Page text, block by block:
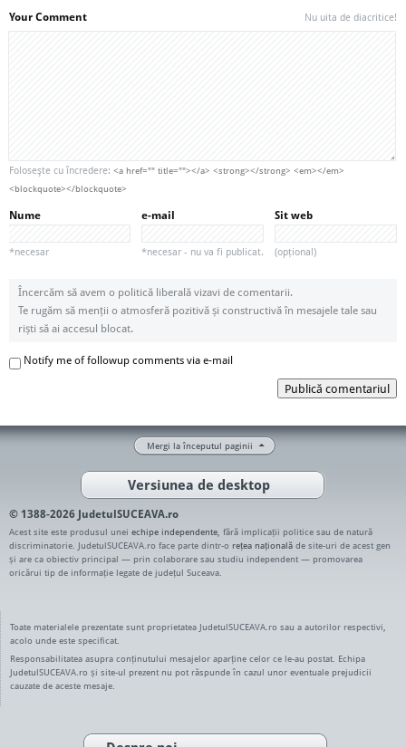
Your Comment Nu uita de diacritice!
Foloseşte cu încredere: <a href="" title=""></a> <strong></strong> <em></em>
<blockquote></blockquote>
Nume
*necesar
e-mail
*necesar - nu va fi publicat.
Sit web
(opțional)
Încercăm să avem o politică liberală vizavi de comentarii.
Te rugăm să menții o atmosferă pozitivă și constructivă în mesajele tale sau
riști să ai accesul blocat.
Notify me of followup comments via e-mail
Publică comentariul
Mergi la începutul paginii
Versiunea de desktop
© 1388-2026 JudetulSUCEAVA.ro
Acest site este produsul unei echipe independente , fără implicații politice sau de natură
discriminatorie. JudetulSUCEAVA.ro face parte dintr-o rețea națională de site-uri de acest gen
și are ca obiectiv principal — prin colaborare sau studiu independent — promovarea
oricărui tip de informație legate de județul Suceava.
Toate materialele prezentate sunt proprietatea JudetulSUCEAVA.ro sau a autorilor respectivi,
acolo unde este specificat.
Responsabilitatea asupra conținutului mesajelor aparține celor ce le-au postat. Echipa
JudetulSUCEAVA.ro și site-ul prezent nu pot răspunde în cazul unor eventuale prejudicii
cauzate de aceste mesaje.